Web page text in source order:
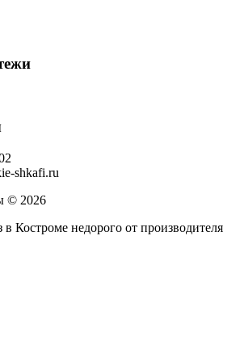
shkafi.ru
© 2026
Костроме недорого от производителя